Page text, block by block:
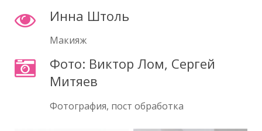
Инна Штоль
Макияж
Фото: Виктор Лом, Сергей
Митяев
Фотография, пост обработка